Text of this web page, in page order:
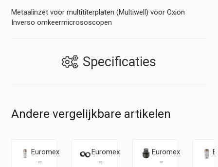
Metaalinzet voor multititerplaten (Multiwell) voor Oxion
Inverso omkeermicrososcopen
Specificaties
Andere vergelijkbare artikelen
Euromex
–
Euromex
–
Euromex
–